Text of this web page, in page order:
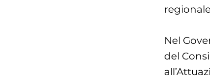
Nel
del